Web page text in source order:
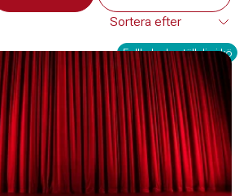
Fullbokad - ställ dig i kö